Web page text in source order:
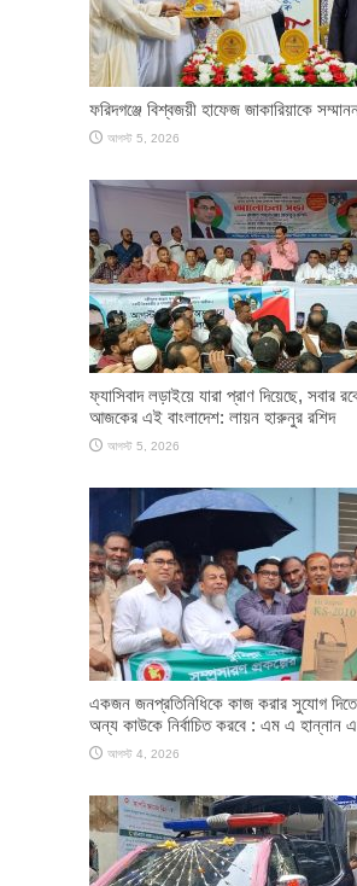
ফরিদগঞ্জে বিশ্বজয়ী হাফেজ জাকারিয়াকে
আগস্ট 5, 2026
ফ্যাসিবাদ লড়াইয়ে যারা প্রাণ দিয়েছে, সবার
আজকের এই বাংলাদেশ: লায়ন হারুনুর রশিদ
আগস্ট 5, 2026
একজন জনপ্রতিনিধিকে কাজ করার সুযোগ দিতে
অন্য কাউকে নির্বাচিত করবে : এম এ হান্নান
আগস্ট 4, 2026